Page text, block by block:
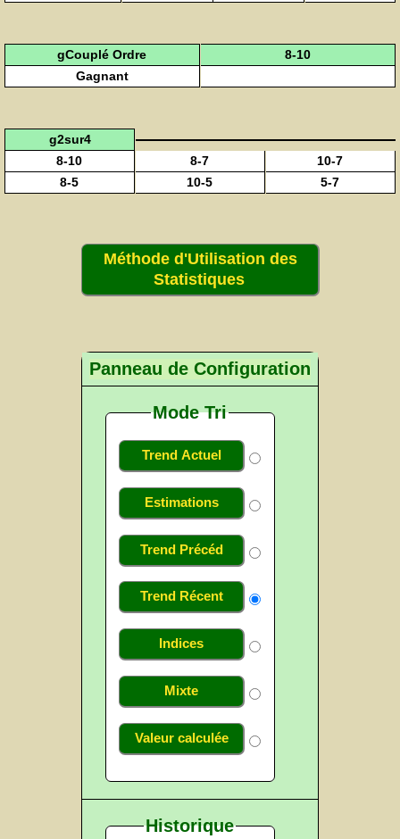
gCouplé Ordre
8-10
Gagnant
g2sur4
8-10
8-7
10-7
8-5
10-5 5-7
Méthode d'Utilisation des
Statistiques
Panneau de Configuration
Mode Tri
Trend Actuel
Estimations
Trend Précéd
Trend Récent
Indices
Mixte
Valeur calculée
Historique